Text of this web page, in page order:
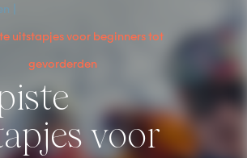
uitstapjes voor beginners tot
gevorderden
voor